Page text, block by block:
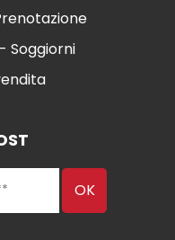
Soggiorni